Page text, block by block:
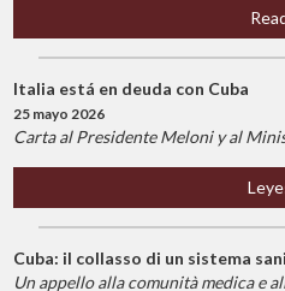
Italia está en deuda con Cuba
25 mayo 2026
Carta al Presidente Meloni y al
Cuba: il collasso di un sistema
Un appello alla comunità medica e